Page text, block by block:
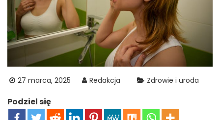
27 marca, 2025 Redakcja Zdrowie i uroda
Podziel się